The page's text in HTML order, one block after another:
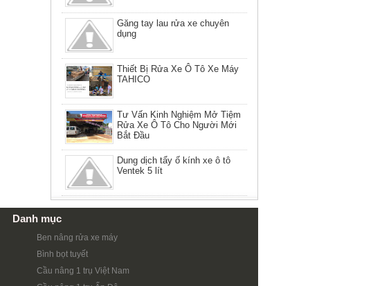
Găng tay lau rửa xe chuyên
dụng
Thiết Bị Rửa Xe Ô Tô Xe Máy
TAHICO
Tư Vấn Kinh Nghiệm Mở Tiệm
Rửa Xe Ô Tô Cho Người Mới
Bắt Đầu
Dung dịch tẩy ố kính xe ô tô
Ventek 5 lít
Danh mục
Ben nâng rửa xe máy
Bình bọt tuyết
Cầu nâng 1 trụ Việt Nam